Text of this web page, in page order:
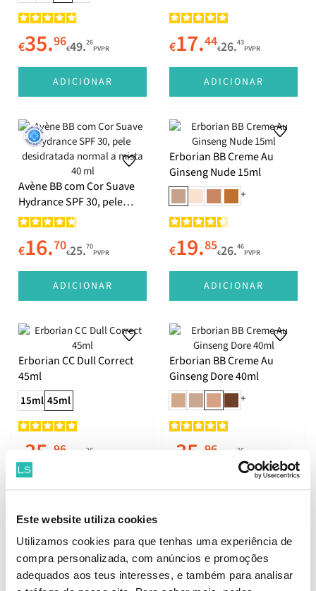
Este website utiliza cookies
Utilizamos cookies para que tenhas uma experiência de
compra personalizada, com anúncios e promoções
adequados aos teus interesses, e também para analisar
€35.96€49.26
PVPR
ADICIONAR
€17.44€26.43
PVPR
ADICIONAR
Avène BB com Cor Suave
Hydrance SPF 30, pele
desidratada normal a
€16.70€25.70
PVPR
ADICIONAR
Erborian BB Creme Au
Ginseng Nude 15ml
+
€19.85€26.46
PVPR
ADICIONAR
Erborian CC Dull Correct
45ml
15ml 45ml
35. 96 26
ADICIONAR
Erborian BB Creme Au
Ginseng Dore 40ml
+
35. 96 26
ADICIONAR
Erborian Super BB Nude
15ml
L'Oréal Wult BB Cream
C'est Magic 04 Medium